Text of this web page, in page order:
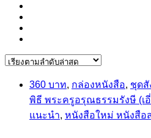
360 บาท, กล่องหนังสือ, ชุด
พิธี พระครูอรุณธรรมรังษี (
แนะนำ, หนังสือใหม่ หนังสือ